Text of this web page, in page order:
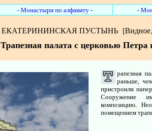
- Монастыри по алфавиту - -
ЕКАТЕРИНИНСКАЯ ПУСТЫНЬ[Видное,
Трапезная палата с церковью
рапезная
раньше,
пристроили
Сооружение
композицию.
помещением